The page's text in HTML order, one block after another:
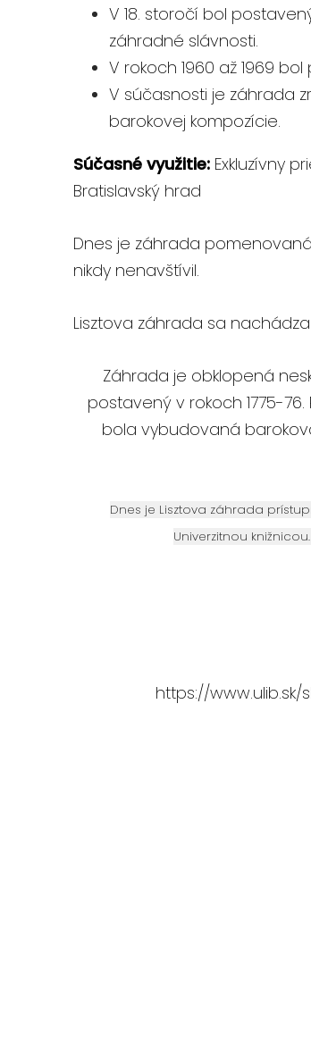
V 18. storočí bol
záhradné slávnosti.
V rokoch 1960 až 1969
V súčasnosti je záhrada
barokovej kompozície.
Súčasné využitie: Exkluzívny
Bratislavský hrad
Dnes je záhrada
nikdy nenavštívil.
Lisztova záhrada sa
Záhrada je obklopená
postavený v rokoch 1775-
bola vybudovaná
Dnes je Lisztova záhrada
Univerzitnou
https://www.ulib.sk/